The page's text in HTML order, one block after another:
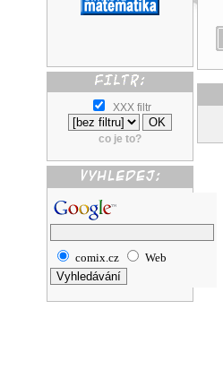
XXX filtr
co je to?
comix.cz Web